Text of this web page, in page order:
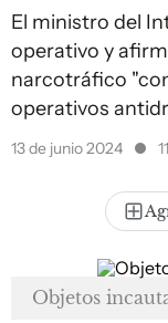
El ministro del
operativo y
narcotráfico
operativos
13 de junio 2024
Objetos